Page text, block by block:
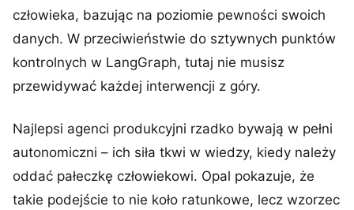
człowieka, bazując na poziomie pewności swoich
danych. W przeciwieństwie do sztywnych punktów
kontrolnych w LangGraph, tutaj nie musisz
przewidywać każdej interwencji z góry.
Najlepsi agenci produkcyjni rzadko bywają w pełni
autonomiczni – ich siła tkwi w wiedzy, kiedy należy
oddać pałeczkę człowiekowi. Opal pokazuje, że
takie podejście to nie koło ratunkowe, lecz wzorzec